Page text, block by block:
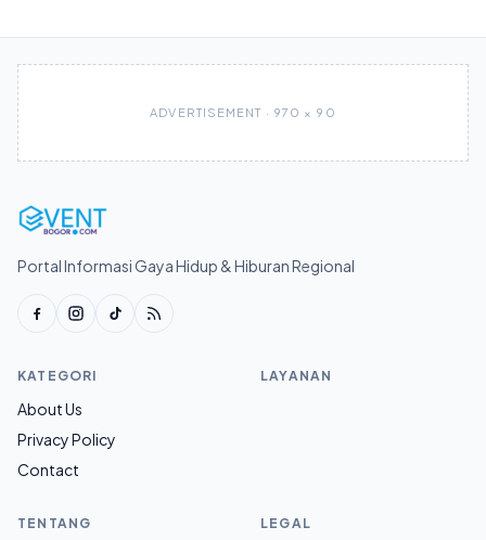
ADVERTISEMENT · 970 × 90
Portal Informasi Gaya Hidup & Hiburan Regional
KATEGORI
About Us
Privacy Policy
Contact
LAYANAN
TENTANG LEGAL